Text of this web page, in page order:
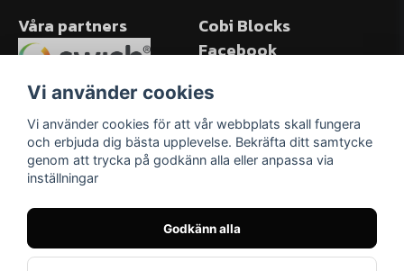
Våra partners
Cobi Blocks
Facebook
Vi använder cookies
Vi använder cookies för att vår webbplats skall fungera
och erbjuda dig bästa upplevelse. Bekräfta ditt samtycke
genom att trycka på godkänn alla eller anpassa via
inställningar
Godkänn alla